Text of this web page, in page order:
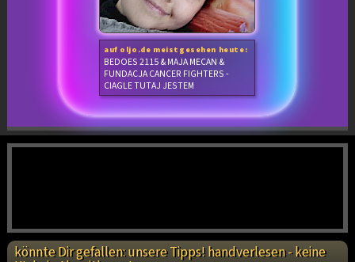
auf oljo.de meistgesehen heute:
BEDOES 2115 & MAJA MECAN &
FUNDACJA CANCER FIGHTERS -
CIAGLE TUTAJ JESTEM
könnte Dir gefallen: unsere Tipps! handverlesen - keine